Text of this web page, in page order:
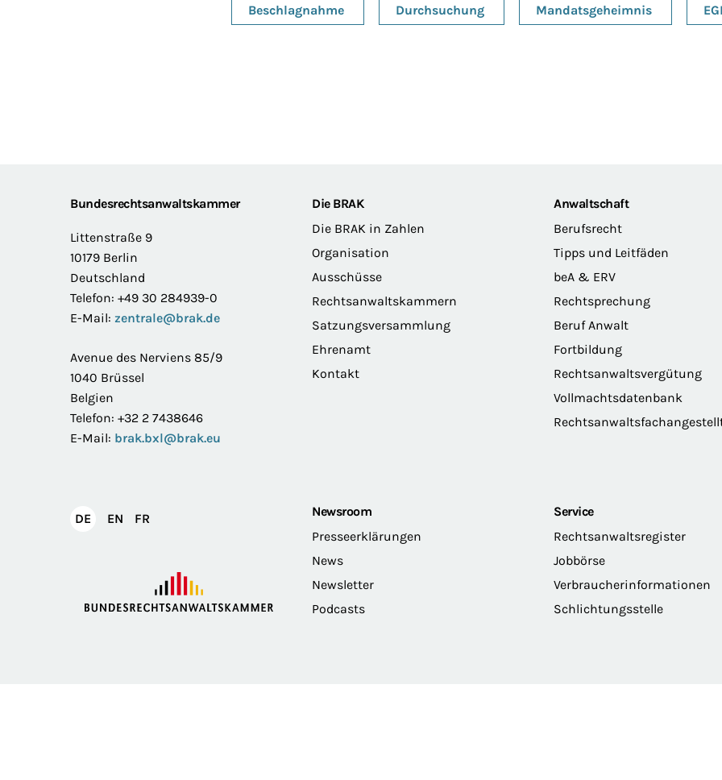
Beschlagnahme Durchsuchung Mandatsgeheimnis
FooterBundesrechtsanwaltskammer
Littenstraße 9
10179 Berlin
Deutschland
Telefon: +49 30 284939-0
E-Mail: zentrale@brak.de
Avenue des Nerviens 85/9
1040 Brüssel
Belgien
Telefon: +32 2 7438646
E-Mail: brak.bxl@brak.eu
Die BRAK
Die BRAK in Zahlen
Organisation
Ausschüsse
Rechtsanwaltskammern
Satzungsversammlung
Ehrenamt
Kontakt
Anwaltschaft
Berufsrecht
Tipps und Leitfäden
beA & ERV
Rechtsprechung
Beruf Anwalt
Fortbildung
Rechtsanwaltsvergütung
Vollmachtsdatenbank
DEDeutsch
EN English
FR
Newsroom
Presseerklärungen
News
Newsletter
Podcasts
Service
Rechtsanwaltsregister
Jobbörse
Verbraucherinformationen
Schlichtungsstelle